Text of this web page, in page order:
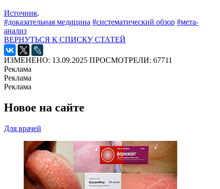
Источник.
#доказательная медицина #систематический обзор #мета-
анализ
ВЕРНУТЬСЯ К СПИСКУ СТАТЕЙ
ИЗМЕНЕНО: 13.09.2025 ПРОСМОТРЕЛИ: 67711
Реклама
Реклама
Реклама
Новое на сайте
Для врачей